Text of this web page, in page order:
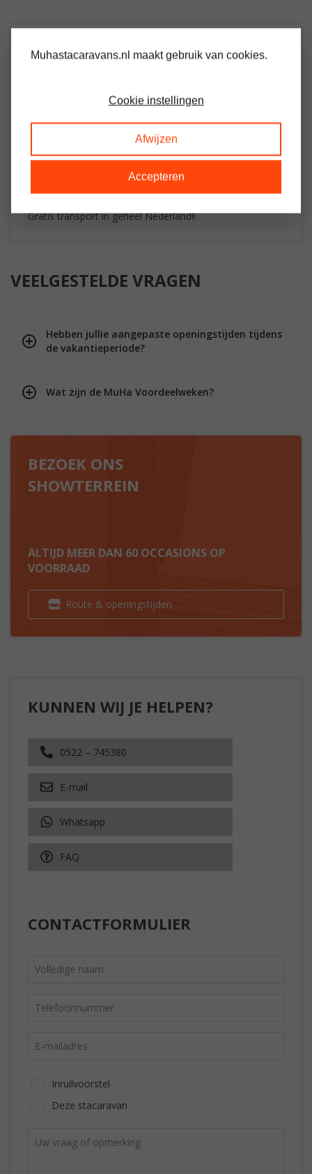
OMSCHRIJVING
Woon / leefruimte
Slaapkamer met 2 losse bedden
Slaapkamer met stapelbed
Gratis transport in geheel Nederland!!
VEELGESTELDE VRAGEN
Hebben jullie aangepaste openingstijden tijdens
de vakantieperiode?
Wat zijn de MuHa Voordeelweken?
BEZOEK ONS
SHOWTERREIN
ALTIJD MEER DAN 60 OCCASIONS OP
VOORRAAD
Route & openingstijden
KUNNEN WIJ JE HELPEN?
0522 – 745380
E-mail
Whatsapp
FAQ
CONTACTFORMULIER
Inruilvoorstel
Deze stacaravan
Muhastacaravans.nl maakt gebruik van cookies.
Cookie instellingen
Afwijzen
Accepteren